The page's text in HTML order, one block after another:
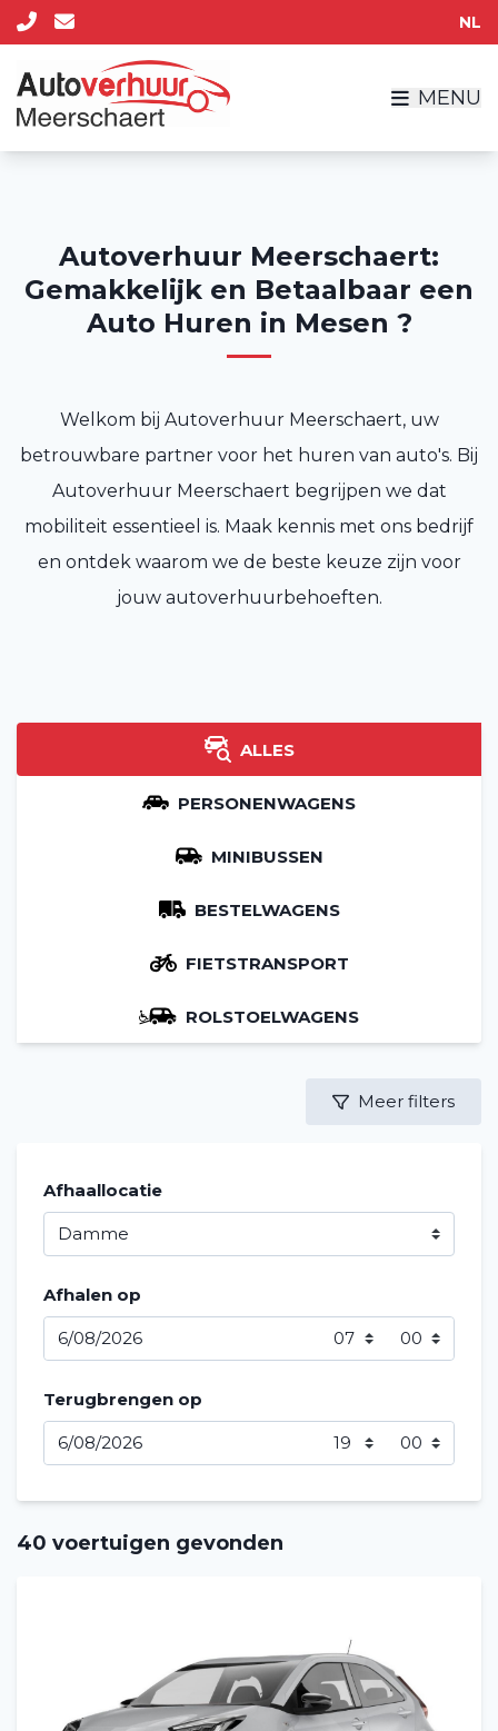
NL
MENU
Autoverhuur Meerschaert:
Gemakkelijk en Betaalbaar een
Auto Huren in Mesen ?
Welkom bij Autoverhuur Meerschaert, uw
betrouwbare partner voor het huren van auto's. Bij
Autoverhuur Meerschaert begrijpen we dat
mobiliteit essentieel is. Maak kennis met ons bedrijf
en ontdek waarom we de beste keuze zijn voor
jouw autoverhuurbehoeften.
ALLES
PERSONENWAGENS
MINIBUSSEN
BESTELWAGENS
FIETSTRANSPORT
ROLSTOELWAGENS
Meer filters
Afhaallocatie
Afhalen op
Terugbrengen op
40 voertuigen gevonden